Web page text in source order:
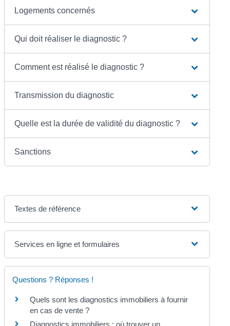
Logements concernés
Qui doit réaliser le diagnostic ?
Comment est réalisé le diagnostic ?
Transmission du diagnostic
Quelle est la durée de validité du diagnostic ?
Sanctions
Textes de référence
Services en ligne et formulaires
Questions ? Réponses !
Quels sont les diagnostics immobiliers à fournir
en cas de vente ?
Diagnostics immobiliers : où trouver un